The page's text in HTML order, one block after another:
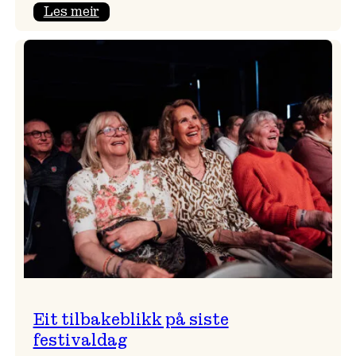
Les meir:
Eit tilbakeblikk på siste
festivaldag